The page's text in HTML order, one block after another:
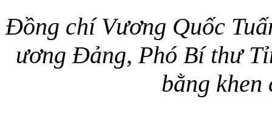
Đồng chí Vương Quốc
ương Đảng, Phó Bí thư
bằng khen